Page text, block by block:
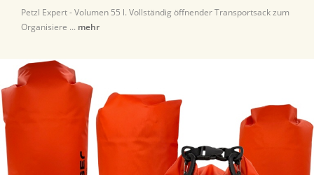
Petzl Expert - Volumen 55 l. Vollständig öffnender Transportsack zum
Organisiere ... mehr